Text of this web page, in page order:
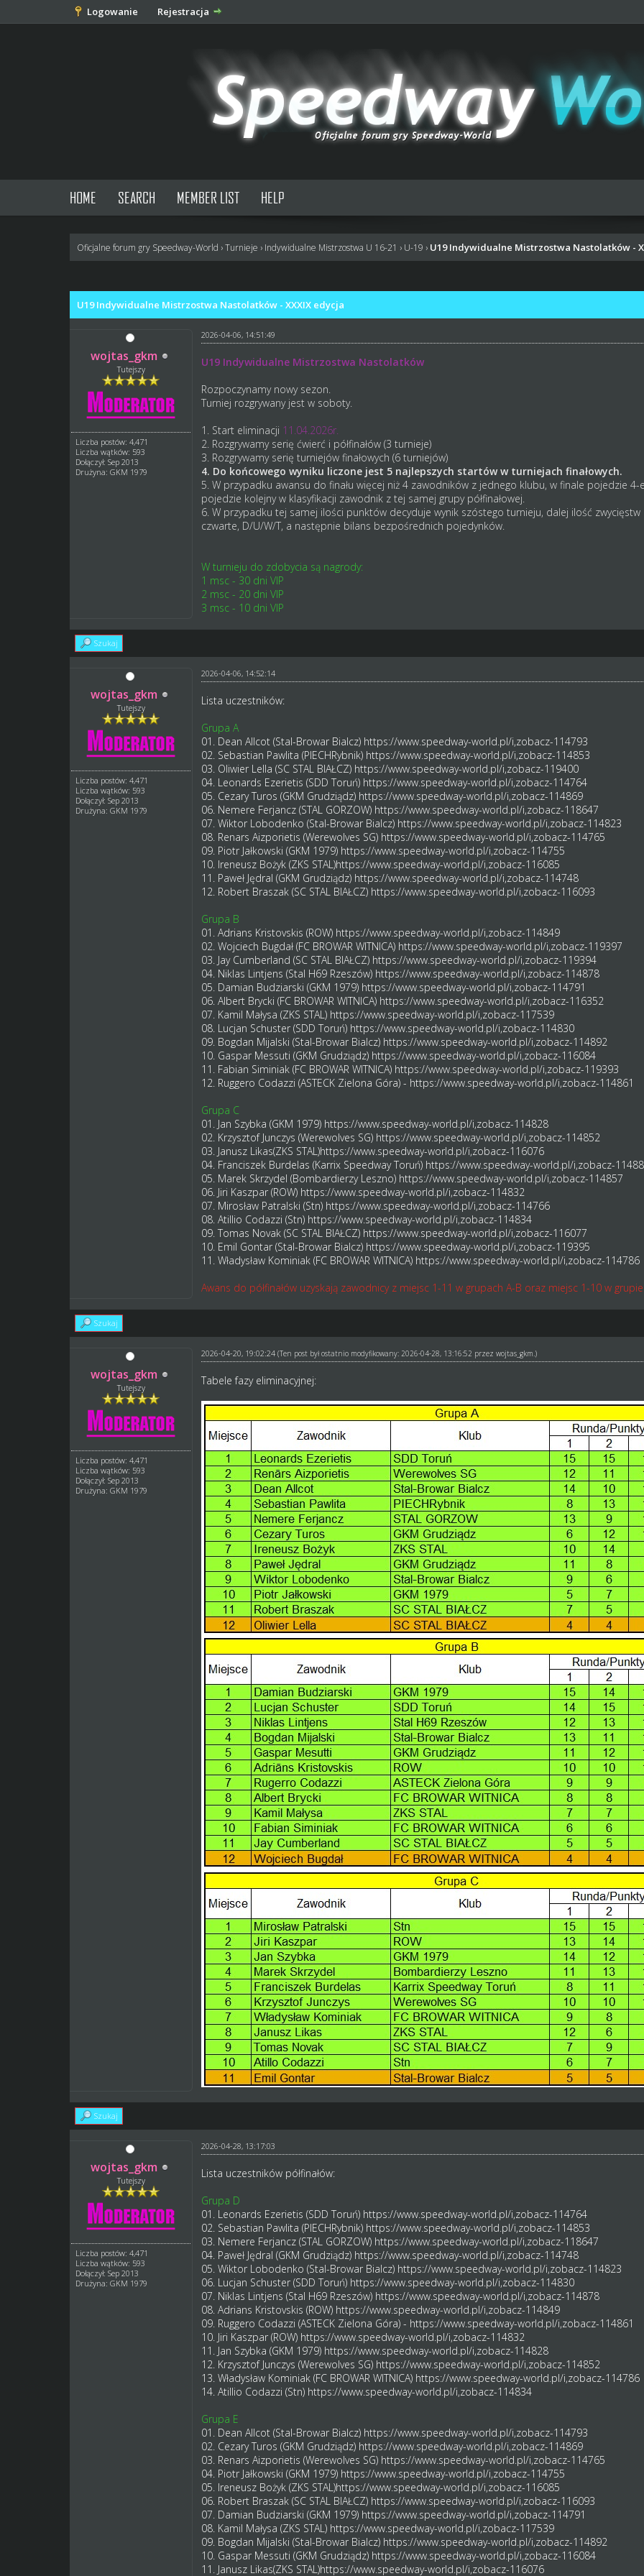
Logowanie Rejestracja
HOME SEARCH MEMBER LIST HELP
Oficjalne forum gry Speedway-World ›Turnieje › Indywidualne Mistrzostwa U 16-21 › U-19 › U19 Indywidualne Mistrzostwa Nastolatków -
U19 Indywidualne Mistrzostwa Nastolatków - XXXIX edycja
wojtas_gkm
Tutejszy
Liczba postów: 4,471
Liczba wątków: 593
Dołączył: Sep 2013
Drużyna: GKM 1979
2026-04-06, 14:51:49
U19 Indywidualne Mistrzostwa Nastolatków
Rozpoczynamy nowy sezon.
Turniej rozgrywany jest w soboty.
1. Start eliminacji 11.04.2026r.
2. Rozgrywamy serię ćwierć i półfinałów (3 turnieje)
3. Rozgrywamy serię turniejów finałowych (6 turniejów)
4. Do końcowego wyniku liczone jest 5 najlepszych startów w turniejach finałowych.
5. W przypadku awansu do finału więcej niż 4 zawodników z jednego klubu, w finale pojedzie
pojedzie kolejny w klasyfikacji zawodnik z tej samej grupy półfinałowej.
6. W przypadku tej samej ilości punktów decyduje wynik szóstego turnieju, dalej ilość
czwarte, D/U/W/T, a następnie bilans bezpośrednich pojedynków.
W turnieju do zdobycia są nagrody:
1 msc - 30 dni VIP
2 msc - 20 dni VIP
3 msc - 10 dni VIP
Szukaj
wojtas_gkm
Tutejszy
Liczba postów: 4,471
Liczba wątków: 593
Dołączył: Sep 2013
Drużyna: GKM 1979
2026-04-06, 14:52:14
Lista uczestników:
Grupa A
01. Dean Allcot (Stal-Browar Bialcz) https://www.speedway-world.pl/i,zobacz-114793
02. Sebastian Pawlita (PIECHRybnik) https://www.speedway-world.pl/i,zobacz-114853
03. Oliwier Lella (SC STAL BIAŁCZ) https://www.speedway-world.pl/i,zobacz-119400
04. Leonards Ezerietis (SDD Toruń) https://www.speedway-world.pl/i,zobacz-114764
05. Cezary Turos (GKM Grudziądz) https://www.speedway-world.pl/i,zobacz-114869
06. Nemere Ferjancz (STAL GORZOW) https://www.speedway-world.pl/i,zobacz-118647
07. Wiktor Lobodenko (Stal-Browar Bialcz) https://www.speedway-world.pl/i,zobacz-114823
08. Renars Aizporietis (Werewolves SG) https://www.speedway-world.pl/i,zobacz-114765
09. Piotr Jałkowski (GKM 1979) https://www.speedway-world.pl/i,zobacz-114755
10. Ireneusz Bożyk (ZKS STAL)https://www.speedway-world.pl/i,zobacz-116085
11. Paweł Jędral (GKM Grudziądz) https://www.speedway-world.pl/i,zobacz-114748
12. Robert Braszak (SC STAL BIAŁCZ) https://www.speedway-world.pl/i,zobacz-116093
Grupa B
01. Adrians Kristovskis (ROW) https://www.speedway-world.pl/i,zobacz-114849
02. Wojciech Bugdał (FC BROWAR WITNICA) https://www.speedway-world.pl/i,zobacz-119397
03. Jay Cumberland (SC STAL BIAŁCZ) https://www.speedway-world.pl/i,zobacz-119394
04. Niklas Lintjens (Stal H69 Rzeszów) https://www.speedway-world.pl/i,zobacz-114878
05. Damian Budziarski (GKM 1979) https://www.speedway-world.pl/i,zobacz-114791
06. Albert Brycki (FC BROWAR WITNICA) https://www.speedway-world.pl/i,zobacz-116352
07. Kamil Małysa (ZKS STAL) https://www.speedway-world.pl/i,zobacz-117539
08. Lucjan Schuster (SDD Toruń) https://www.speedway-world.pl/i,zobacz-114830
09. Bogdan Mijalski (Stal-Browar Bialcz) https://www.speedway-world.pl/i,zobacz-114892
10. Gaspar Messuti (GKM Grudziądz) https://www.speedway-world.pl/i,zobacz-116084
11. Fabian Siminiak (FC BROWAR WITNICA) https://www.speedway-world.pl/i,zobacz-119393
12. Ruggero Codazzi (ASTECK Zielona Góra) - https://www.speedway-world.pl/i,zobacz-114861
Grupa C
01. Jan Szybka (GKM 1979) https://www.speedway-world.pl/i,zobacz-114828
02. Krzysztof Junczys (Werewolves SG) https://www.speedway-world.pl/i,zobacz-114852
03. Janusz Likas(ZKS STAL)https://www.speedway-world.pl/i,zobacz-116076
04. Franciszek Burdelas (Karrix Speedway Toruń) https://www.speedway-world.pl/i,zobacz-
05. Marek Skrzydel (Bombardierzy Leszno) https://www.speedway-world.pl/i,zobacz-114857
06. Jiri Kaszpar (ROW) https://www.speedway-world.pl/i,zobacz-114832
07. Mirosław Patralski (Stn) https://www.speedway-world.pl/i,zobacz-114766
08. Atillio Codazzi (Stn) https://www.speedway-world.pl/i,zobacz-114834
09. Tomas Novak (SC STAL BIAŁCZ) https://www.speedway-world.pl/i,zobacz-116077
10. Emil Gontar (Stal-Browar Bialcz) https://www.speedway-world.pl/i,zobacz-119395
11. Władysław Kominiak (FC BROWAR WITNICA) https://www.speedway-world.pl/i,zobacz-114786
Awans do półfinałów uzyskają zawodnicy z miejsc 1-11 w grupach A-B oraz miejsc 1-10 w
Szukaj
wojtas_gkm
Tutejszy
Liczba postów: 4,471
Liczba wątków: 593
Dołączył: Sep 2013
Drużyna: GKM 1979
2026-04-20, 19:02:24 (Ten post był ostatnio modyfikowany: 2026-04-28, 13:16:52 przez wojtas_gkm.)
Tabele fazy eliminacyjnej:
Szukaj
wojtas_gkm
Tutejszy
Liczba postów: 4,471
Liczba wątków: 593
Dołączył: Sep 2013
Drużyna: GKM 1979
2026-04-28, 13:17:03
Lista uczestników półfinałów:
Grupa D
01. Leonards Ezerietis (SDD Toruń) https://www.speedway-world.pl/i,zobacz-114764
02. Sebastian Pawlita (PIECHRybnik) https://www.speedway-world.pl/i,zobacz-114853
03. Nemere Ferjancz (STAL GORZOW) https://www.speedway-world.pl/i,zobacz-118647
04. Paweł Jędral (GKM Grudziądz) https://www.speedway-world.pl/i,zobacz-114748
05. Wiktor Lobodenko (Stal-Browar Bialcz) https://www.speedway-world.pl/i,zobacz-114823
06. Lucjan Schuster (SDD Toruń) https://www.speedway-world.pl/i,zobacz-114830
07. Niklas Lintjens (Stal H69 Rzeszów) https://www.speedway-world.pl/i,zobacz-114878
08. Adrians Kristovskis (ROW) https://www.speedway-world.pl/i,zobacz-114849
09. Ruggero Codazzi (ASTECK Zielona Góra) - https://www.speedway-world.pl/i,zobacz-114861
10. Jiri Kaszpar (ROW) https://www.speedway-world.pl/i,zobacz-114832
11. Jan Szybka (GKM 1979) https://www.speedway-world.pl/i,zobacz-114828
12. Krzysztof Junczys (Werewolves SG) https://www.speedway-world.pl/i,zobacz-114852
13. Władysław Kominiak (FC BROWAR WITNICA) https://www.speedway-world.pl/i,zobacz-114786
14. Atillio Codazzi (Stn) https://www.speedway-world.pl/i,zobacz-114834
Grupa E
01. Dean Allcot (Stal-Browar Bialcz) https://www.speedway-world.pl/i,zobacz-114793
02. Cezary Turos (GKM Grudziądz) https://www.speedway-world.pl/i,zobacz-114869
03. Renars Aizporietis (Werewolves SG) https://www.speedway-world.pl/i,zobacz-114765
04. Piotr Jałkowski (GKM 1979) https://www.speedway-world.pl/i,zobacz-114755
05. Ireneusz Bożyk (ZKS STAL)https://www.speedway-world.pl/i,zobacz-116085
06. Robert Braszak (SC STAL BIAŁCZ) https://www.speedway-world.pl/i,zobacz-116093
07. Damian Budziarski (GKM 1979) https://www.speedway-world.pl/i,zobacz-114791
08. Kamil Małysa (ZKS STAL) https://www.speedway-world.pl/i,zobacz-117539
09. Bogdan Mijalski (Stal-Browar Bialcz) https://www.speedway-world.pl/i,zobacz-114892
10. Gaspar Messuti (GKM Grudziądz) https://www.speedway-world.pl/i,zobacz-116084
11. Janusz Likas(ZKS STAL)https://www.speedway-world.pl/i,zobacz-116076